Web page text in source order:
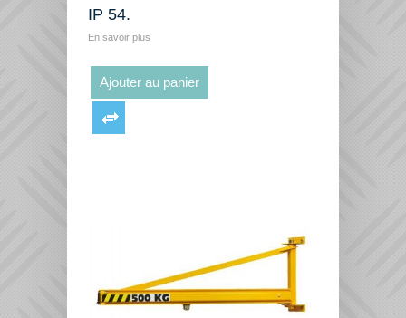
IP 54.
En savoir plus
Ajouter au panier